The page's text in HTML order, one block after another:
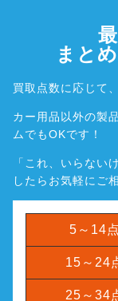
まと
買取点数に応じて
カー用品以外の製
ムでもOKです！
「これ、いらない
したら お気軽にご
5～14点
15～24
25～34